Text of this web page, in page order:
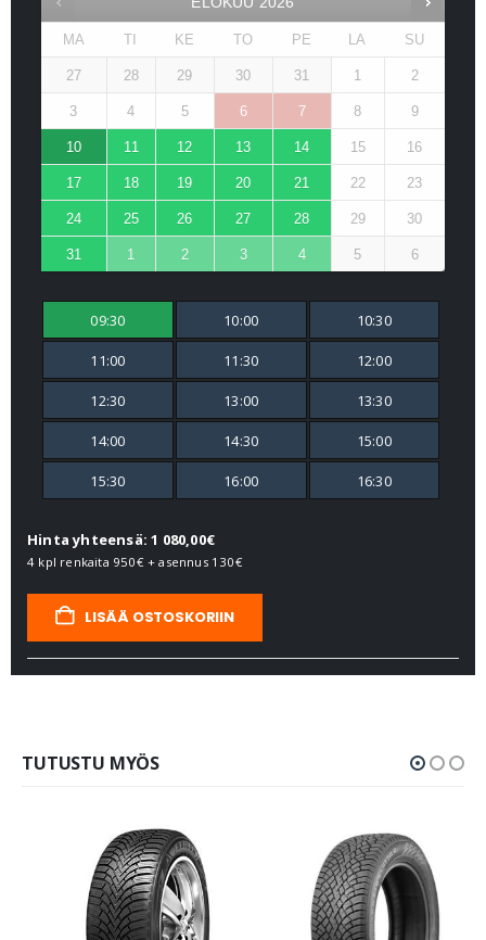
MA TI KE TO PE LA SU
27 28 29 30 31 1 2
3 4 5 6 7 8 9
10 11 12 13 14 15 16
17 18 19 20 21 22 23
24 25 26 27 28 29 30
31 1 2 3 4 5 6
09:30 10:00 10:30
11:00 11:30 12:00
12:30 13:00 13:30
14:00 14:30 15:00
15:30 16:00 16:30
Hinta yhteensä: 1 080,00€
4 kpl renkaita 950€+ asennus 130€
LISÄÄ OSTOSKORIIN
TUTUSTU MYÖS